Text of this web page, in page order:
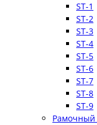
ST-1
ST-2
ST-3
ST-4
ST-5
ST-6
ST-7
ST-8
ST-9